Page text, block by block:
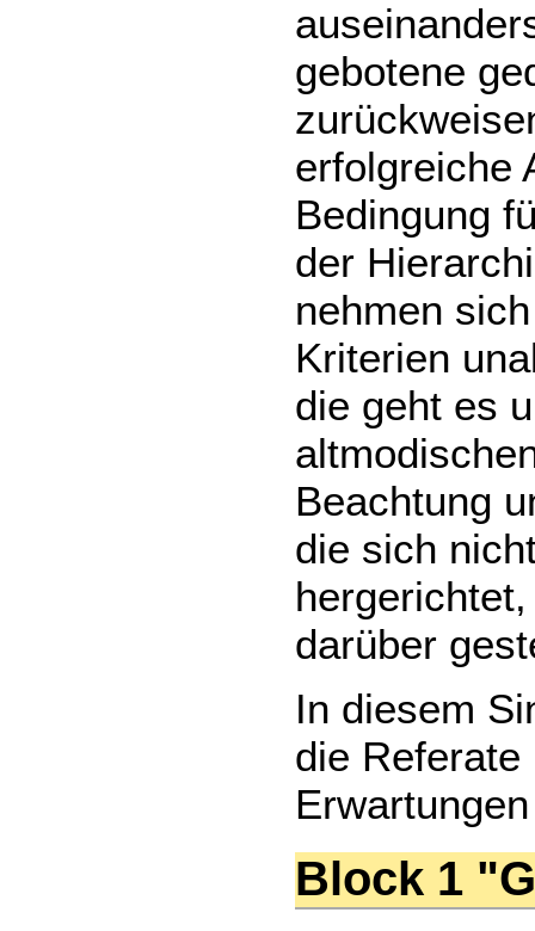
gebotene
erfolgreiche
Bedingung
der
nehmen
Kriterien
die geht es
Beachtung
die sich
darüber
In diesem
die Referate
Block 1